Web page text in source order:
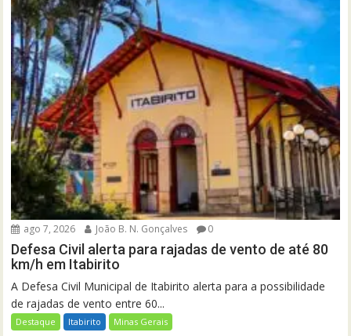
ago 7, 2026 João B. N. Gonçalves 0
Defesa Civil alerta para rajadas de vento de até 80
km/h em Itabirito
A Defesa Civil Municipal de Itabirito alerta para a possibilidade
de rajadas de vento entre 60...
Destaque Itabirito Minas Gerais